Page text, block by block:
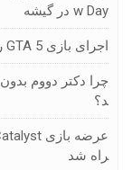
W Day در گیشه
اجرای بازی GTA 5 روی آیفون ممکن شد!
د؟
راه شد